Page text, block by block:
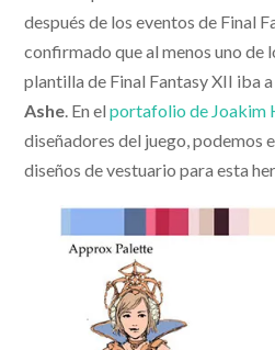
después de los eventos de Final
confirmado que al menos uno de
plantilla de Final Fantasy XII iba
Ashe . En elportafolio de Joakim
diseñadores del juego, podemos
diseños de vestuario para esta